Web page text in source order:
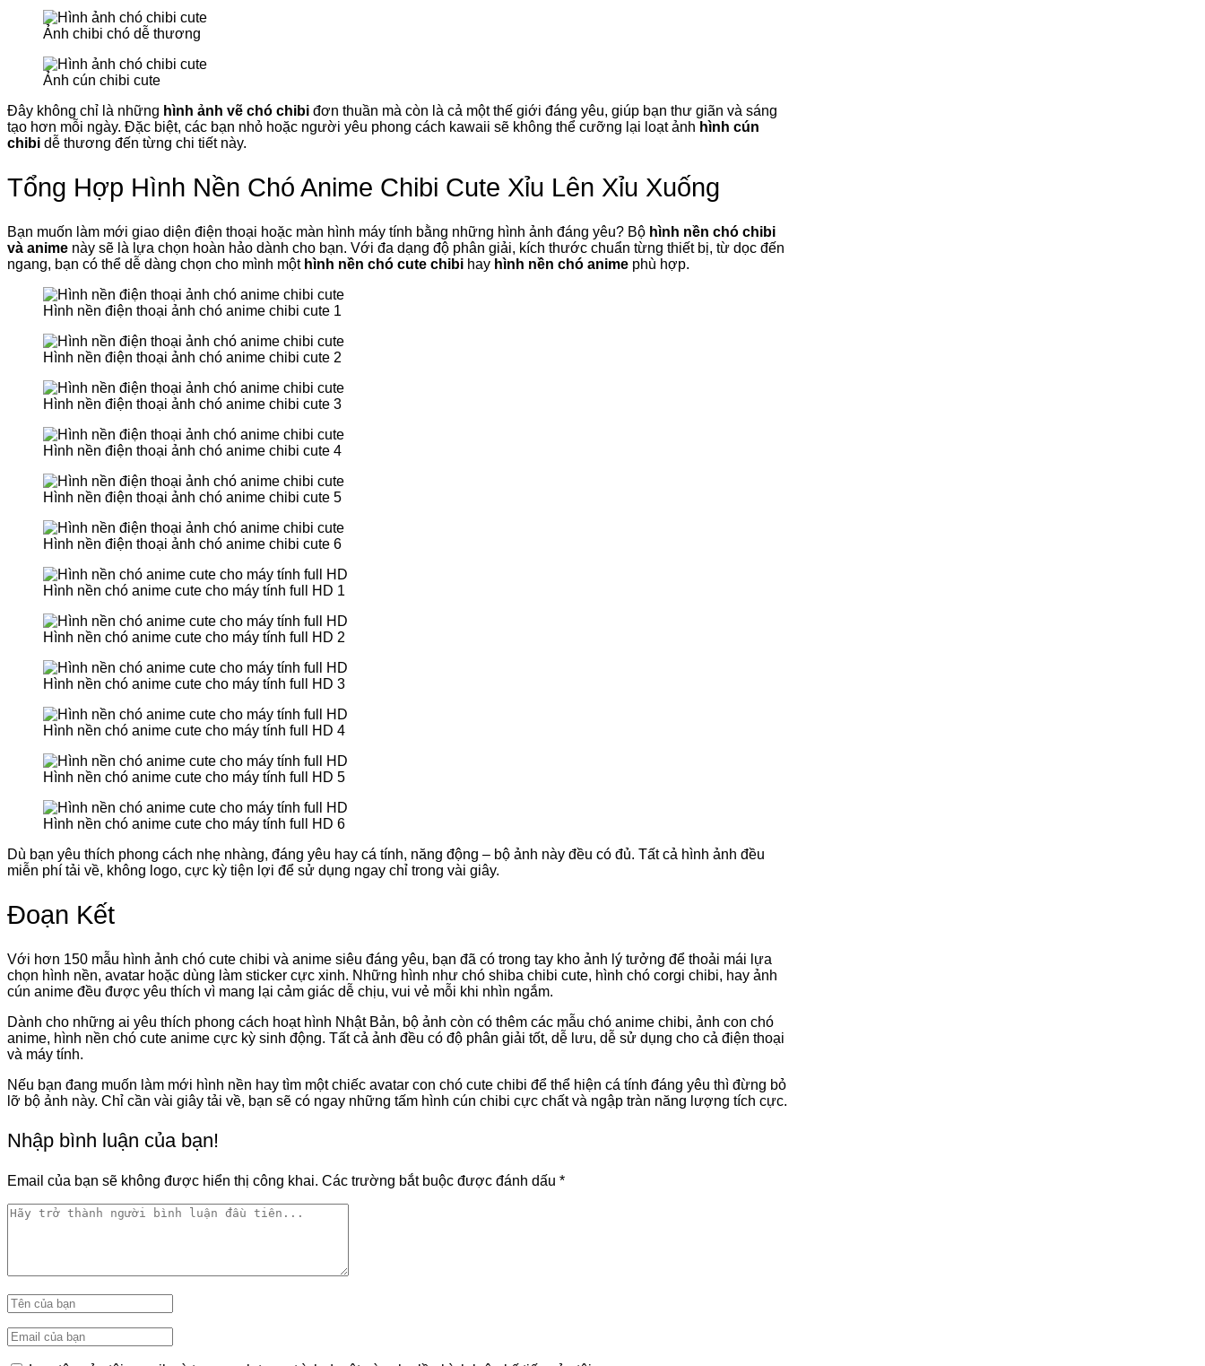
Ảnh chibi chó dễ thương
Ảnh cún chibi cute
Đây không chỉ là những hình ảnh vẽ chó chibi đơn thuần mà còn là cả một thế giới đáng yêu, giúp bạn thư giãn và sáng
tạo hơn mỗi ngày. Đặc biệt, các bạn nhỏ hoặc người yêu phong cách kawaii sẽ không thể cưỡng lại loạt ảnh hình cún
chibi dễ thương đến từng chi tiết này.
Tổng Hợp Hình Nền Chó Anime Chibi Cute Xỉu Lên Xỉu Xuống
Bạn muốn làm mới giao diện điện thoại hoặc màn hình máy tính bằng những hình ảnh đáng yêu? Bộ hình nền chó chibi
và anime này sẽ là lựa chọn hoàn hảo dành cho bạn. Với đa dạng độ phân giải, kích thước chuẩn từng thiết bị, từ dọc đến
ngang, bạn có thể dễ dàng chọn cho mình một hình nền chó cute chibi hay hình nền chó anime phù hợp.
Hình nền điện thoại ảnh chó anime chibi cute 1
Hình nền điện thoại ảnh chó anime chibi cute 2
Hình nền điện thoại ảnh chó anime chibi cute 3
Hình nền điện thoại ảnh chó anime chibi cute 4
Hình nền điện thoại ảnh chó anime chibi cute 5
Hình nền điện thoại ảnh chó anime chibi cute 6
Hình nền chó anime cute cho máy tính full HD 1
Hình nền chó anime cute cho máy tính full HD 2
Hình nền chó anime cute cho máy tính full HD 3
Hình nền chó anime cute cho máy tính full HD 4
Hình nền chó anime cute cho máy tính full HD 5
Hình nền chó anime cute cho máy tính full HD 6
Dù bạn yêu thích phong cách nhẹ nhàng, đáng yêu hay cá tính, năng động – bộ ảnh này đều có đủ. Tất cả hình ảnh đều
miễn phí tải về, không logo, cực kỳ tiện lợi để sử dụng ngay chỉ trong vài giây.
Đoạn Kết
Với hơn 150 mẫu hình ảnh chó cute chibi và anime siêu đáng yêu, bạn đã có trong tay kho ảnh lý tưởng để thoải mái lựa
chọn hình nền, avatar hoặc dùng làm sticker cực xinh. Những hình như chó shiba chibi cute, hình chó corgi chibi, hay ảnh
cún anime đều được yêu thích vì mang lại cảm giác dễ chịu, vui vẻ mỗi khi nhìn ngắm.
Dành cho những ai yêu thích phong cách hoạt hình Nhật Bản, bộ ảnh còn có thêm các mẫu chó anime chibi, ảnh con chó
anime, hình nền chó cute anime cực kỳ sinh động. Tất cả ảnh đều có độ phân giải tốt, dễ lưu, dễ sử dụng cho cả điện thoại
và máy tính.
Nếu bạn đang muốn làm mới hình nền hay tìm một chiếc avatar con chó cute chibi để thể hiện cá tính đáng yêu thì đừng bỏ
lỡ bộ ảnh này. Chỉ cần vài giây tải về, bạn sẽ có ngay những tấm hình cún chibi cực chất và ngập tràn năng lượng tích cực.
Nhập bình luận của bạn!
Email của bạn sẽ không được hiển thị công khai. Các trường bắt buộc được đánh dấu *